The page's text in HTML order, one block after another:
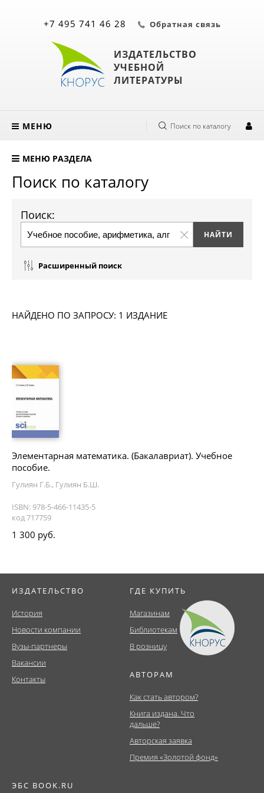
ИЗДАТЕЛЬСТВО
УЧЕБНОЙ
ЛИТЕРАТУРЫ
+7 495 741 46 28 Обратная связь
МЕНЮ Поиск по каталогу
МЕНЮ РАЗДЕЛА
Поиск по каталогу
Поиск:
Расширенный поиск
НАЙДЕНО ПО ЗАПРОСУ: 1 ИЗДАНИЕ
Элементарная математика. (Бакалавриат). Учебное
пособие.
Гулиян Г.Б., Гулиян Б.Ш.
ISBN: 978-5-466-11435-5
код 717759
1 300 руб.
ИЗДАТЕЛЬСТВО
История
Новости компании
Вузы-партнеры
Вакансии
Контакты
ГДЕ КУПИТЬ
Магазинам
Библиотекам
В розницу
АВТОРАМ
Как стать автором?
Книга издана. Что
дальше?
Авторская заявка
Премия «Золотой фонд»
ЭБС BOOK.RU